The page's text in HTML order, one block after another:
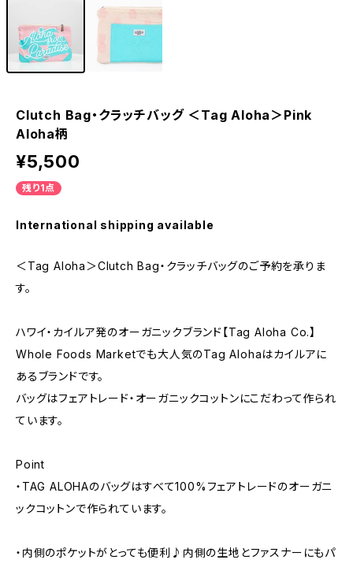
Clutch Bag・クラッチバッグ ＜Tag Aloha＞Pink
Aloha柄
¥5,500
残り1点
International shipping available
＜Tag Aloha＞Clutch Bag・クラッチバッグのご予約を承りま
す。
ハワイ・カイルア発のオーガニックブランド【Tag Aloha Co.】
Whole Foods Marketでも大人気のTag Alohaはカイルアに
あるブランドです。
バッグはフェアトレード・オーガニックコットンにこだわって作られ
ています。
Point
・TAG ALOHAのバッグはすべて100%フェアトレードのオーガニ
ックコットンで作られています。
・内側のポケットがとっても便利♪内側の生地とファスナーにもパ